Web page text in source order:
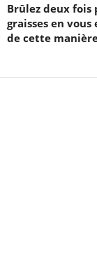
Brûlez deux fois
graisses en vous
de cette